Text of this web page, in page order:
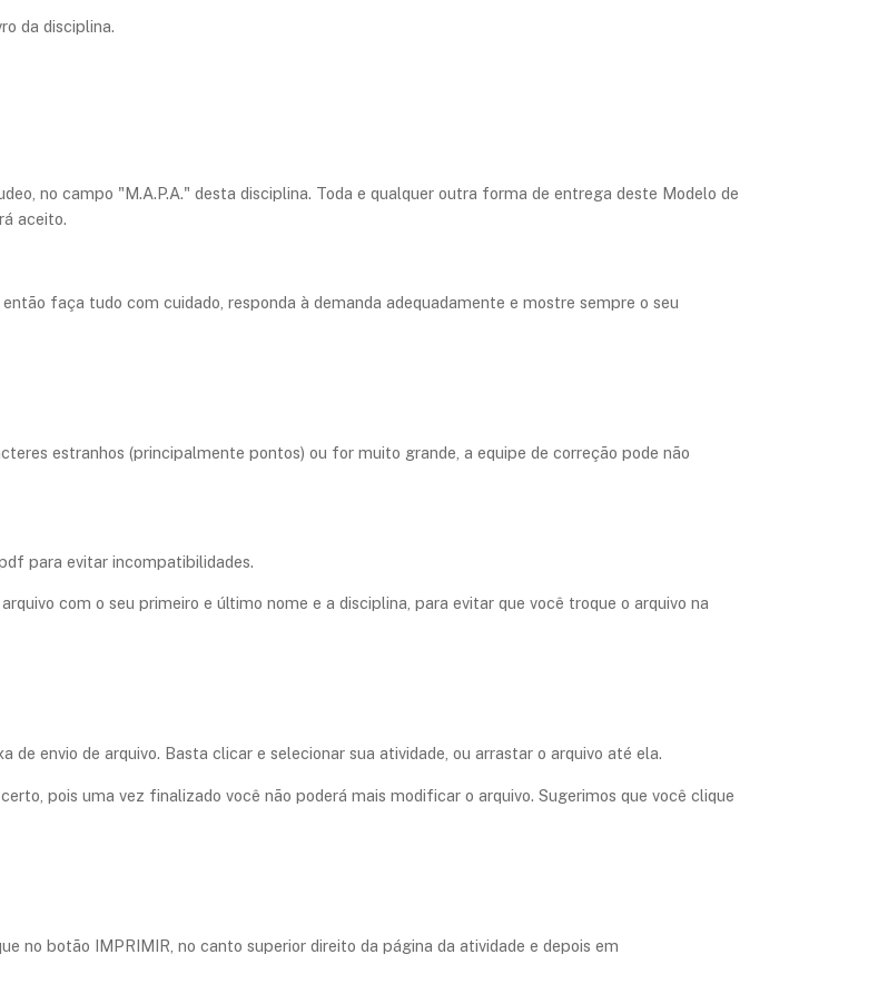
da disciplina.
no campo "M.A.P.A." desta disciplina. Toda e qualquer outra forma de entrega deste Modelo de
aceito.
faça tudo com cuidado, responda à demanda adequadamente e mostre sempre o seu
estranhos (principalmente pontos) ou for muito grande, a equipe de correção pode não
para evitar incompatibilidades.
com o seu primeiro e último nome e a disciplina, para evitar que você troque o arquivo na
envio de arquivo. Basta clicar e selecionar sua atividade, ou arrastar o arquivo até ela.
pois uma vez finalizado você não poderá mais modificar o arquivo. Sugerimos que você clique
no botão IMPRIMIR, no canto superior direito da página da atividade e depois em